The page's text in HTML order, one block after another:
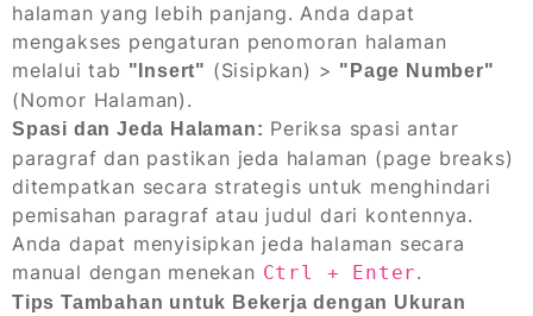
halaman yang lebih panjang. Anda dapat
mengakses pengaturan penomoran halaman
melalui tab "Insert" (Sisipkan) > "Page Number"
(Nomor Halaman).
Spasi dan Jeda Halaman: Periksa spasi antar
paragraf dan pastikan jeda halaman (page breaks)
ditempatkan secara strategis untuk menghindari
pemisahan paragraf atau judul dari kontennya.
Anda dapat menyisipkan jeda halaman secara
manual dengan menekan Ctrl + Enter.
Tips Tambahan untuk Bekerja dengan Ukuran